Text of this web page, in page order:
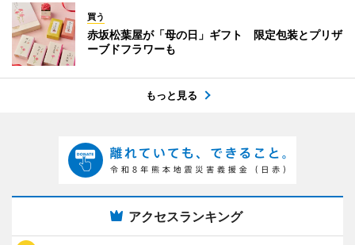
買う
赤坂松葉屋が「母の日」ギフト 限定包装とプリザ
ーブドフラワーも
もっと見る
アクセスランキング